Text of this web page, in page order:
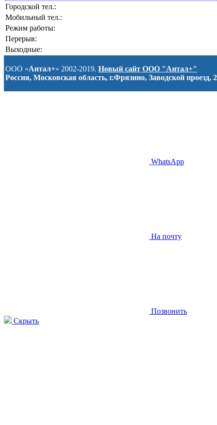
Городской тел.:
Мобильный тел.:
Режим работы:
Перерыв:
Выходные:
ООО «Антал+» 2002-2019. Новый сайт ООО "Антал+"
Россия, Московская область, г.Фрязино, Заводской проезд, 2
WhatsApp
На почту
Позвонить
Скрыть